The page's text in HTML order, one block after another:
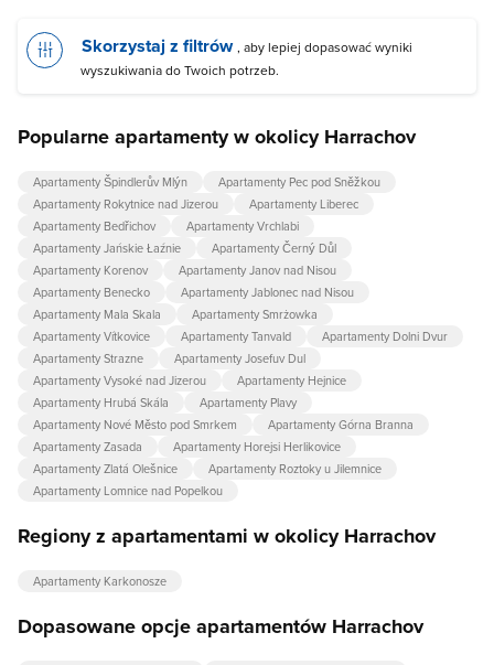
Skorzystaj z filtrów , aby lepiej dopasować wyniki
wyszukiwania do Twoich potrzeb.
Popularne apartamenty w okolicy Harrachov
Apartamenty Špindlerův Mlýn
Apartamenty Pec pod Sněžkou
Apartamenty Rokytnice nad Jizerou
Apartamenty Liberec
Apartamenty Bedřichov
Apartamenty Vrchlabi
Apartamenty Jańskie Łaźnie
Apartamenty Černý Důl
Apartamenty Korenov
Apartamenty Janov nad Nisou
Apartamenty Benecko
Apartamenty Jablonec nad Nisou
Apartamenty Mala Skala
Apartamenty Smrżowka
Apartamenty Vítkovice
Apartamenty Tanvald
Apartamenty Dolni Dvur
Apartamenty Strazne
Apartamenty Josefuv Dul
Apartamenty Vysoké nad Jizerou
Apartamenty Hejnice
Apartamenty Hrubá Skála
Apartamenty Plavy
Apartamenty Nové Město pod Smrkem
Apartamenty Górna Branna
Apartamenty Zasada
Apartamenty Horejsi Herlikovice
Apartamenty Zlatá Olešnice
Apartamenty Roztoky u Jilemnice
Apartamenty Lomnice nad Popelkou
Regiony z apartamentami w okolicy Harrachov
Apartamenty Karkonosze
Dopasowane opcje apartamentów Harrachov